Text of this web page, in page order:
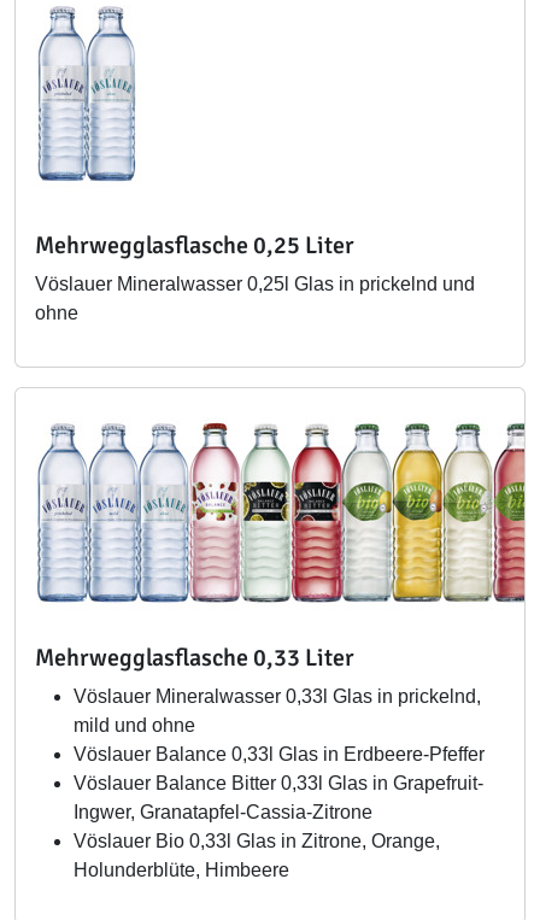
Mehrwegglasflasche 0,25 Liter
Vöslauer Mineralwasser 0,25l Glas in prickelnd und
ohne
Mehrwegglasflasche 0,33 Liter
Vöslauer Mineralwasser 0,33l Glas in prickelnd,
mild und ohne
Vöslauer Balance 0,33l Glas in Erdbeere-Pfeffer
Vöslauer Balance Bitter 0,33l Glas in Grapefruit-
Ingwer, Granatapfel-Cassia-Zitrone
Vöslauer Bio 0,33l Glas in Zitrone, Orange,
Holunderblüte, Himbeere